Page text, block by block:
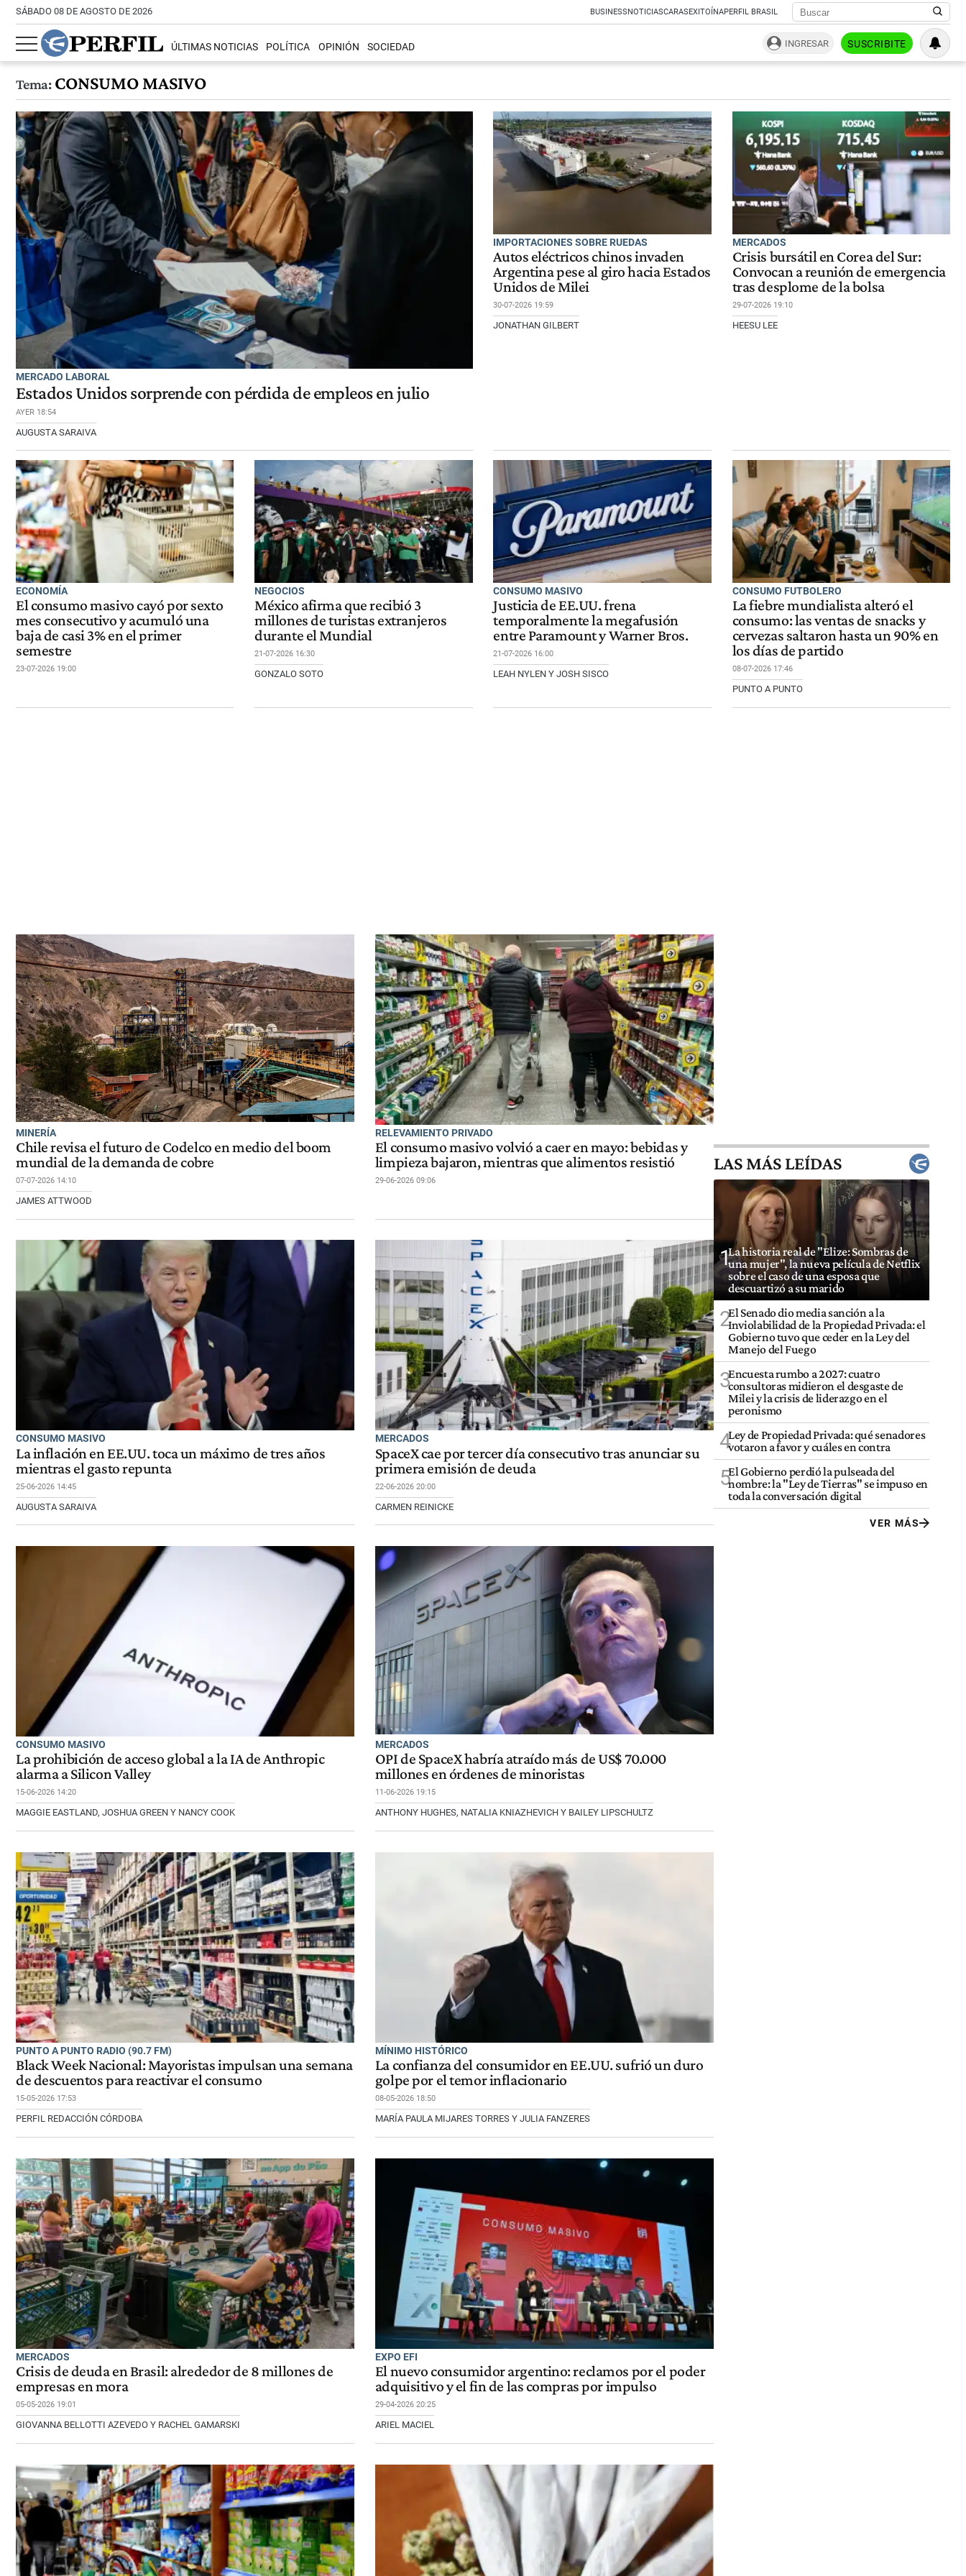
SÁBADO 08 DE AGOSTO DE 2026 BUSINESSNOTICIASCARASEXITOÍNAPERFIL BRASIL
ÚLTIMAS NOTICIAS POLÍTICA OPINIÓN SOCIEDAD INGRESAR SUSCRIBITE
Tema:CONSUMO MASIVO
MERCADO LABORAL
Estados Unidos sorprende con pérdida de empleos en julio
AYER 18:54
AUGUSTA SARAIVA
IMPORTACIONES SOBRE RUEDAS
Autos eléctricos chinos invaden
Argentina pese al giro hacia Estados
Unidos de Milei
30-07-2026 19:59
JONATHAN GILBERT
MERCADOS
Crisis bursátil en Corea del Sur:
Convocan a reunión de emergencia
tras desplome de la bolsa
29-07-2026 19:10
HEESU LEE
ECONOMÍA
El consumo masivo cayó por sexto
mes consecutivo y acumuló una
baja de casi 3% en el primer
semestre
23-07-2026 19:00
NEGOCIOS
México afirma que recibió 3
millones de turistas extranjeros
durante el Mundial
21-07-2026 16:30
GONZALO SOTO
CONSUMO MASIVO
Justicia de EE.UU. frena
temporalmente la megafusión
entre Paramount y Warner Bros.
21-07-2026 16:00
LEAH NYLEN Y JOSH SISCO
CONSUMO FUTBOLERO
La fiebre mundialista alteró el
consumo: las ventas de snacks y
cervezas saltaron hasta un 90% en
los días de partido
08-07-2026 17:46
PUNTO A PUNTO
MINERÍA
Chile revisa el futuro de Codelco en medio del boom
mundial de la demanda de cobre
07-07-2026 14:10
JAMES ATTWOOD
RELEVAMIENTO PRIVADO
El consumo masivo volvió a caer en mayo: bebidas y
limpieza bajaron, mientras que alimentos resistió
29-06-2026 09:06
CONSUMO MASIVO
La inflación en EE.UU. toca un máximo de tres años
mientras el gasto repunta
25-06-2026 14:45
AUGUSTA SARAIVA
MERCADOS
SpaceX cae por tercer día consecutivo tras anunciar su
primera emisión de deuda
22-06-2026 20:00
CARMEN REINICKE
CONSUMO MASIVO
La prohibición de acceso global a la IA de Anthropic
alarma a Silicon Valley
15-06-2026 14:20
MAGGIE EASTLAND, JOSHUA GREEN Y NANCY COOK
MERCADOS
OPI de SpaceX habría atraído más de US$ 70.000
millones en órdenes de minoristas
11-06-2026 19:15
ANTHONY HUGHES, NATALIA KNIAZHEVICH Y BAILEY LIPSCHULTZ
PUNTO A PUNTO RADIO (90.7 FM)
Black Week Nacional: Mayoristas impulsan una semana
de descuentos para reactivar el consumo
15-05-2026 17:53
PERFIL REDACCIÓN CÓRDOBA
MÍNIMO HISTÓRICO
La confianza del consumidor en EE.UU. sufrió un duro
golpe por el temor inflacionario
08-05-2026 18:50
MARÍA PAULA MIJARES TORRES Y JULIA FANZERES
MERCADOS
Crisis de deuda en Brasil: alrededor de 8 millones de
empresas en mora
05-05-2026 19:01
GIOVANNA BELLOTTI AZEVEDO Y RACHEL GAMARSKI
EXPO EFI
El nuevo consumidor argentino: reclamos por el poder
adquisitivo y el fin de las compras por impulso
29-04-2026 20:25
ARIEL MACIEL
LAS MÁS LEÍDAS
1La historia real de "Elize: Sombras de
una mujer", la nueva película de Netflix
sobre el caso de una esposa que
descuartizó a su marido
2El Senado dio media sanción a la
Inviolabilidad de la Propiedad Privada: el
Gobierno tuvo que ceder en la Ley del
Manejo del Fuego
3Encuesta rumbo a 2027: cuatro
consultoras midieron el desgaste de
Milei y la crisis de liderazgo en el
peronismo
4Ley de Propiedad Privada: qué senadores
votaron a favor y cuáles en contra
5El Gobierno perdió la pulseada del
nombre: la "Ley de Tierras" se impuso en
toda la conversación digital
VER MÁS